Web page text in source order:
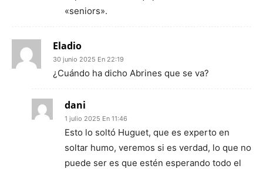
«seniors».
Eladio
30 junio 2025 En 22:19
¿Cuándo ha dicho Abrines que se va?
dani
1 julio 2025 En 11:46
Esto lo soltó Huguet, que es experto en
soltar humo, veremos si es verdad, lo que no
puede ser es que estén esperando todo el